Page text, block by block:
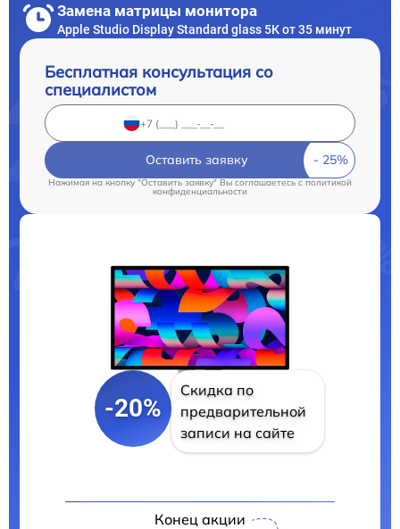
Замена матрицы монитора
Apple Studio Display Standard glass 5К от 35 минут
Бесплатная консультация со
специалистом
Оставить заявку
Нажимая на кнопку "Оставить заявку" Вы соглашаетесь cполитикой
конфиденциальности
-20%
Скидка по
предварительной
записи на сайте
Конец акции